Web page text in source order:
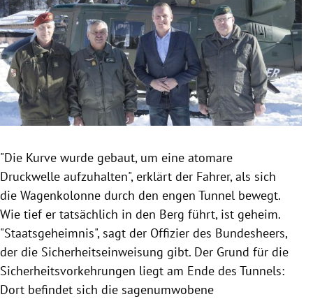
Untermenü
Untermenü
Untermenü
Untermenü
Untermenü
Untermenü
Untermenü
"Die Kurve wurde gebaut, um eine atomare
Druckwelle aufzuhalten", erklärt der Fahrer, als sich
die Wagenkolonne durch den engen Tunnel bewegt.
Wie tief er tatsächlich in den Berg führt, ist geheim.
"Staatsgeheimnis", sagt der Offizier des Bundesheers,
der die Sicherheitseinweisung gibt. Der Grund für die
Sicherheitsvorkehrungen liegt am Ende des Tunnels:
Dort befindet sich die sagenumwobene